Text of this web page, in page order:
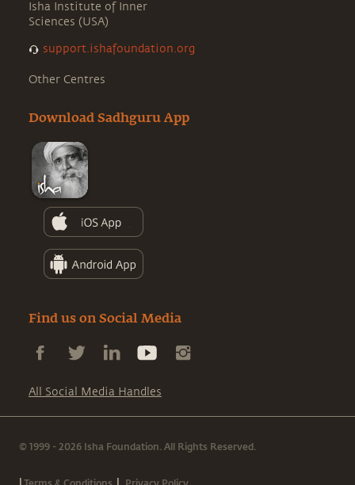
Isha Institute of Inner
Sciences (USA)
support.ishafoundation.org
Other Centres
Download Sadhguru App
Find us on Social Media
All Social Media Handles
© 1999 - 2026 Isha Foundation. All Rights Reserved.